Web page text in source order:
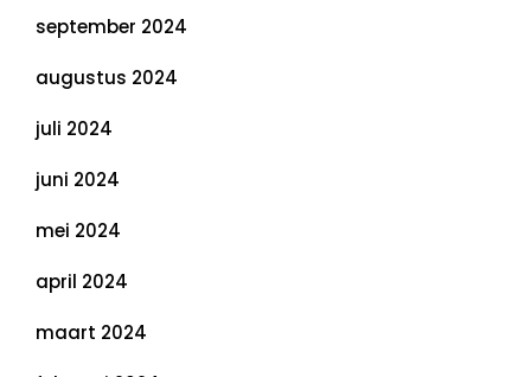
september 2024
augustus 2024
juli 2024
juni 2024
mei 2024
april 2024
maart 2024